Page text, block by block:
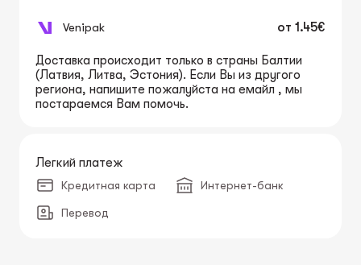
Venipak от 1.45€
Доставка происходит только в страны Балтии
(Латвия, Литва, Эстония). Если Вы из другого
региона, напишите пожалуйста на емайл , мы
постараемся Вам помочь.
Легкий платеж
Кредитная карта Интернет-банк
Перевод